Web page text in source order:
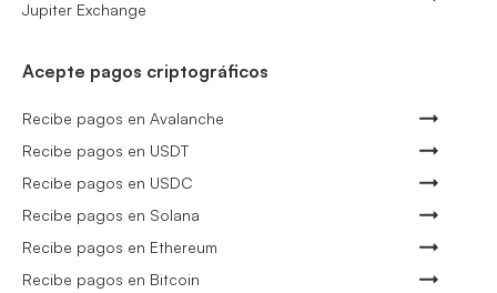
Jupiter Exchange
Acepte pagos criptográficos
Recibe pagos en Avalanche
Recibe pagos en USDT
Recibe pagos en USDC
Recibe pagos en Solana
Recibe pagos en Ethereum
Recibe pagos en Bitcoin